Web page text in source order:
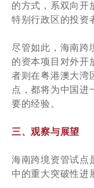
的方式，系双向开
特别行政区的投资
尽管如此，海南跨
的资本项目对外开
者则在粤港澳大湾
点，都将为中国进
要的经验。
三、观察与展望
海南跨境资管试点
中的重大突破性进